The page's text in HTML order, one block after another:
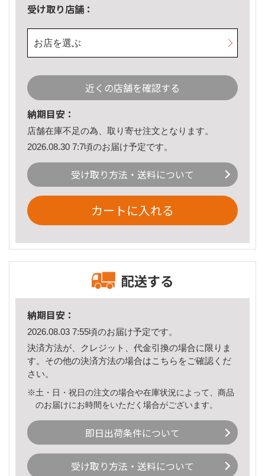
受け取り店舗：
お店を選ぶ
近くの店舗を確認する
納期目安：
店舗在庫不足の為、取り寄せ注文となります。
2026.08.30 7:7頃のお届け予定です。
受け取り方法・送料について
カートに入れる
配送する
納期目安：
2026.08.03 7:55頃のお届け予定です。
決済方法が、クレジット、代金引換の場合に限りま
す。その他の決済方法の場合はこちら をご確認くだ
さい。
※土・日・祝日の注文の場合や在庫状況によって、商品
のお届けにお時間をいただく場合がございます。
即日出荷条件について
受け取り方法・送料について